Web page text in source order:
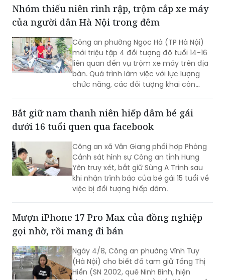
với Nguyễn Văn Nhớ (sinh năm - SN
1998) và Nguyễn Tiến Vũ (SN 1997) về
tội "Tổ chức sử dụng trái phép chất ma
túy"; đồng thời khởi tố bị can, tạm giam
Nguyễn Quang Vinh (SN 1995) và Trần
Mạnh Cường (SN 2003) về tội "Mua bán
trái phép chất ma túy".
Nhóm thiếu niên rình rập, trộm cắp xe máy
của người dân Hà Nội trong đêm
Công an phường Ngọc Hà (TP Hà Nội)
mới triệu tập 4 đối tượng độ tuổi 14-16
bàn. Quá trình làm việc với lực lượng
chức năng, các đối tượng khai còn
thực hiện vụ trộm khác ở phường Đông
Bắt giữ nam thanh niên hiếp dâm bé gái
dưới 16 tuổi quen qua facebook
Công an xã Văn Giang phối hợp Phòng
Cảnh sát hình sự Công an tỉnh Hưng
khi nhận trình báo của bé gái 15 tuổi về
việc bị đối tượng hiếp dâm.
Mượn iPhone 17 Pro Max của đồng nghiệp
gọi nhờ, rồi mang đi bán